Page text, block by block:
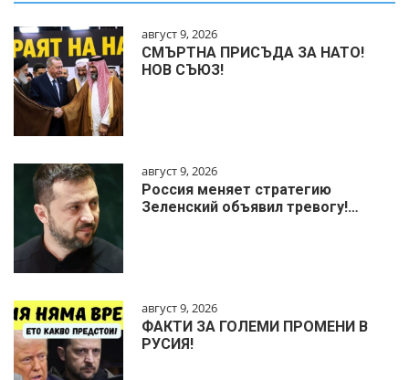
август 9, 2026
СМЪРТНА ПРИСЪДА ЗА НАТО!
НОВ СЪЮЗ!
август 9, 2026
Россия меняет стратегию
Зеленский объявил тревогу!…
август 9, 2026
ФАКТИ ЗА ГОЛЕМИ ПРОМЕНИ В
РУСИЯ!